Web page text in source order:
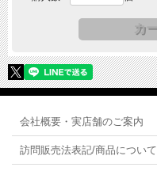
会社概要・実店舗のご案内
訪問販売法表記/商品について